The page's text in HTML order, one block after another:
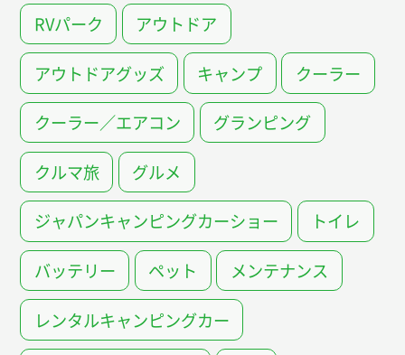
RVパーク アウトドア
アウトドアグッズ キャンプ クーラー
クーラー／エアコン グランピング
クルマ旅 グルメ
ジャパンキャンピングカーショー トイレ
バッテリー ペット メンテナンス
レンタルキャンピングカー